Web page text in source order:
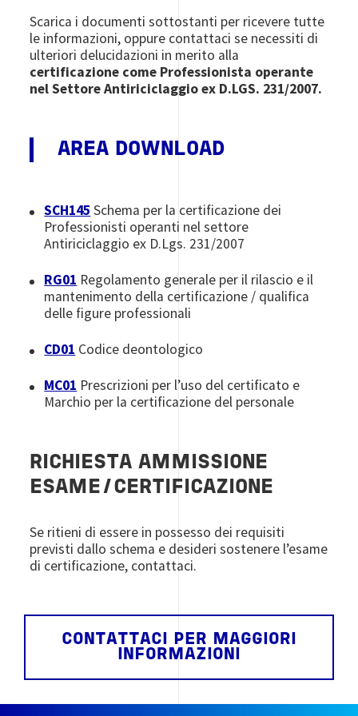
Scarica i documenti sottostanti per ricevere tutte
le informazioni, oppure contattaci se necessiti di
ulteriori delucidazioni in merito alla
certificazione come Professionista operante
nel Settore Antiriciclaggio ex D.LGS. 231/2007.
AREA DOWNLOAD
SCH145 Schema per la certificazione dei
Professionisti operanti nel settore
Antiriciclaggio ex D.Lgs. 231/2007
RG01 Regolamento generale per il rilascio e il
mantenimento della certificazione / qualifica
delle figure professionali
CD01 Codice deontologico
MC01 Prescrizioni per l’uso del certificato e
Marchio per la certificazione del personale
RICHIESTA AMMISSIONE
ESAME/CERTIFICAZIONE
Se ritieni di essere in possesso dei requisiti
previsti dallo schema e desideri sostenere l’esame
di certificazione, contattaci.
CONTATTACI PER MAGGIORI
INFORMAZIONI